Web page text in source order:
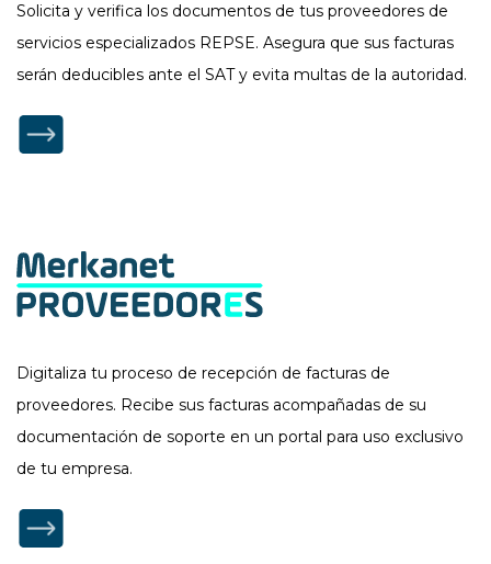
Solicita y verifica los documentos de tus proveedores de
servicios especializados REPSE. Asegura que sus facturas
serán deducibles ante el SAT y evita multas de la autoridad.
Digitaliza tu proceso de recepción de facturas de
proveedores. Recibe sus facturas acompañadas de su
documentación de soporte en un portal para uso exclusivo
de tu empresa.